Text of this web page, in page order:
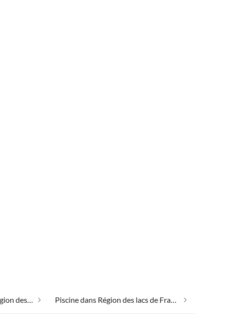
Emplacement isolé dans Région des lacs de Franconie Piscine dans Région des lacs de Franconie